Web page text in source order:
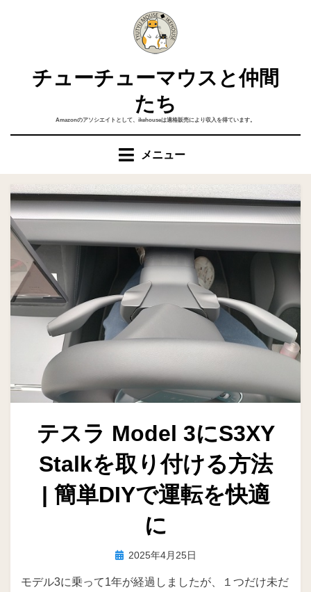
チューチューマウスと仲間
たち
Amazonのアソシエイトとして、ikehouseは適格販売により収入を得ています。
メニュー
テスラ Model 3にS3XY
Stalkを取り付ける方法
| 簡単DIYで運転を快適
に
投稿者ike
投
日:
2025年4月25日
モデル3に乗って1年が経過しましたが、１つだけ未だ